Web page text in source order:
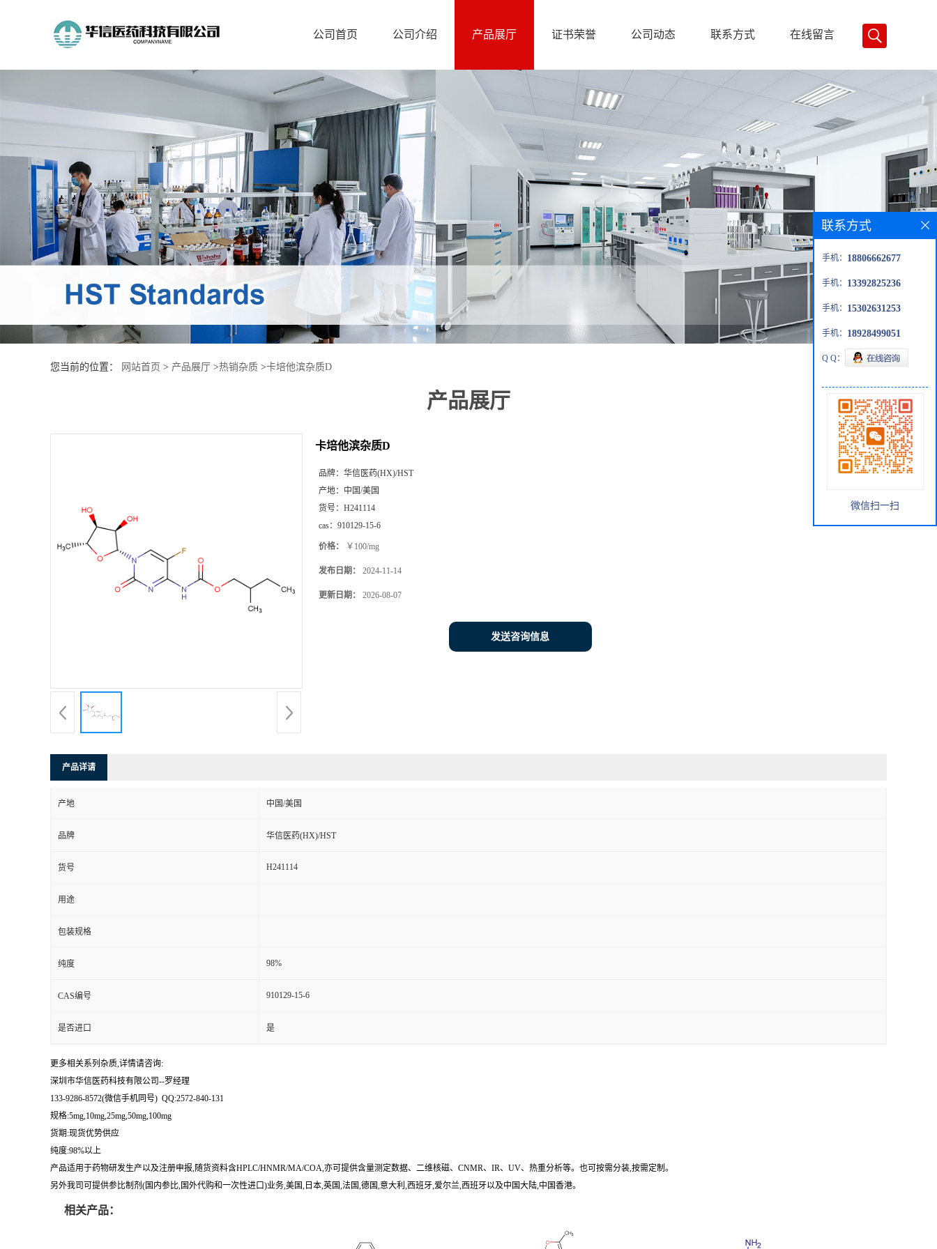
页
司
介
公司首页 公司介绍 产品展厅 证书荣誉 公司动态 联系方式 在线留言
您当前的位置： 网站首页 > 产品展厅 >热销杂质 >卡培他滨杂质D
产品展厅
卡培他滨杂质D
品牌： 华信医药(HX)/HST
产地： 中国/美国
货号： H241114
cas： 910129-15-6
价格： ￥100/mg
发布日期： 2024-11-14
更新日期： 2026-08-07
发送咨询信息
产品详请
产地 中国/美国
品牌 华信医药(HX)/HST
货号 H241114
用途
包装规格
纯度 98%
CAS编号 910129-15-6
是否进口 是
更多相关系列杂质,详情请咨询:
深圳市华信医药科技有限公司--罗经理
133-9286-8572(微信手机同号) QQ:2572-840-131
规格:5mg,10mg,25mg,50mg,100mg
货期:现货优势供应
纯度:98%以上
产品适用于药物研发生产以及注册申报,随货资料含HPLC/HNMR/MA/COA,亦可提供含量测定数据、二维核磁、CNMR、IR、UV、热重分析等。也可按需分装,按需定制。
另外我司可提供参比制剂(国内参比,国外代购和一次性进口)业务,美国,日本,英国,法国,德国,意大利,西班牙,爱尔兰,西班牙以及中国大陆,中国香港。
相关产品：
联系方式
手机： 18806662677
手机： 13392825236
手机： 15302631253
手机： 18928499051
Q Q：
微信扫一扫